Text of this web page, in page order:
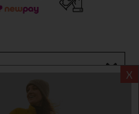
X
административен адрес